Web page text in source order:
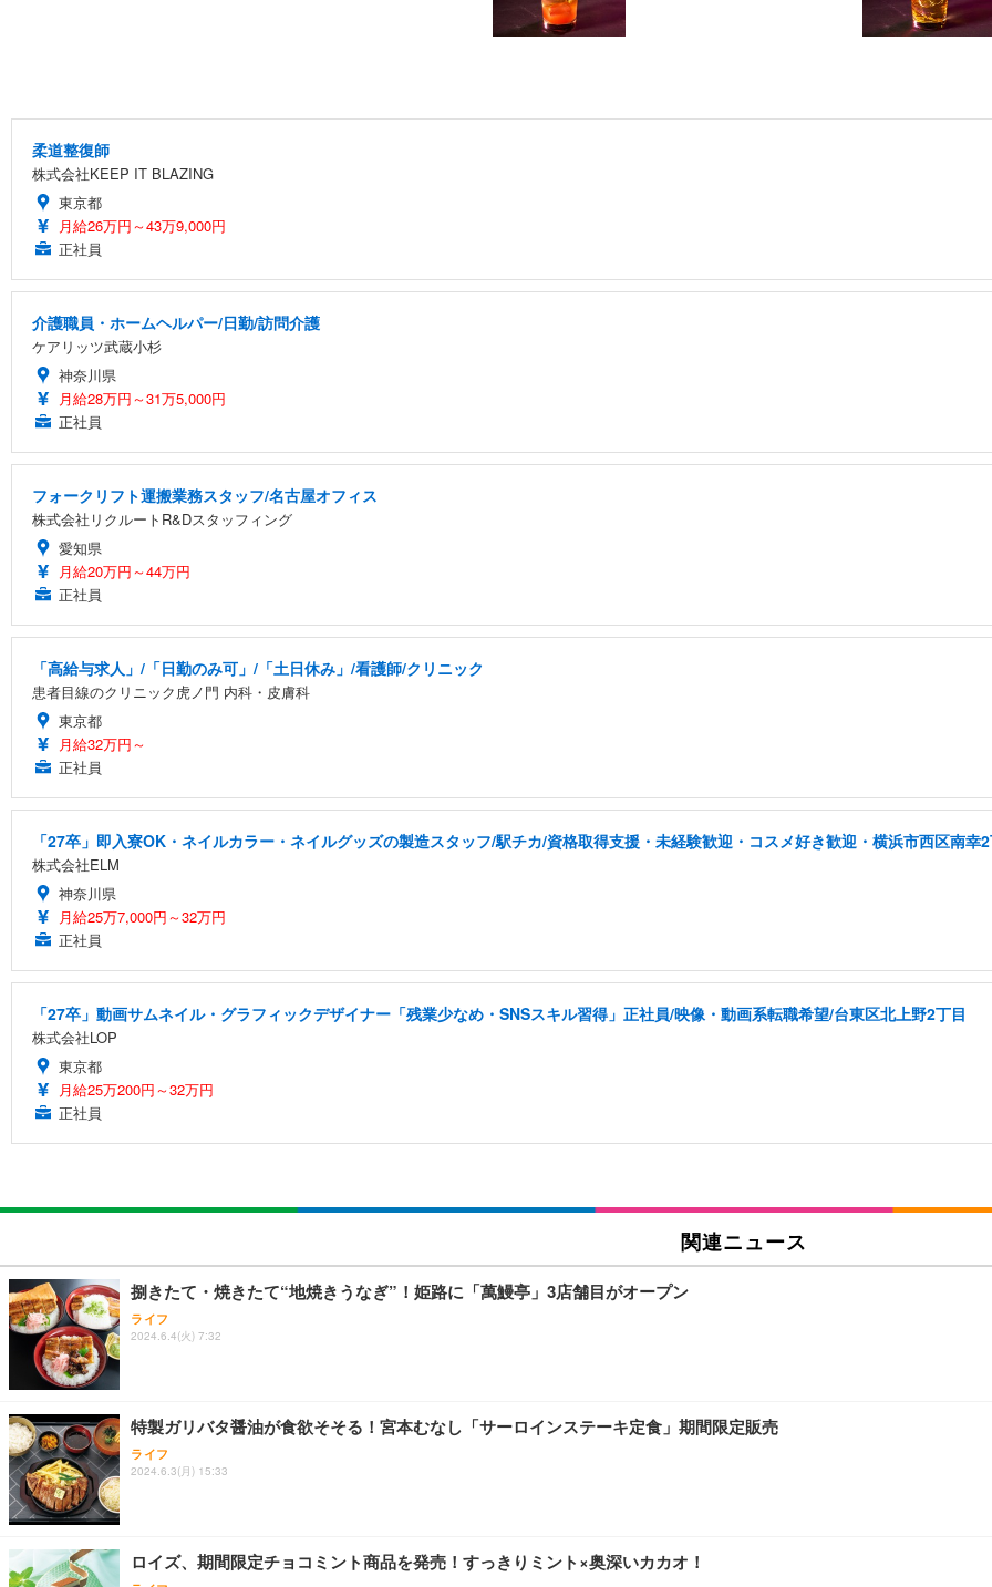
柔道整復師
株式会社KEEP IT BLAZING
東京都
月給26万円～43万9,000円
正社員
介護職員・ホームヘルパー/日勤/訪問介護
ケアリッツ武蔵小杉
神奈川県
月給28万円～31万5,000円
正社員
フォークリフト運搬業務スタッフ/名古屋オフィス
株式会社リクルートR&Dスタッフィング
愛知県
月給20万円～44万円
正社員
「高給与求人」/「日勤のみ可」/「土日休み」/看護師/クリニック
患者目線のクリニック虎ノ門 内科・皮膚科
東京都
月給32万円～
正社員
「27卒」即入寮OK・ネイルカラー・ネイルグッズの製造スタッフ/駅チカ/資格取得支援・未経験歓迎・コスメ好き歓迎・横浜市西区南幸
株式会社ELM
神奈川県
月給25万7,000円～32万円
正社員
「27卒」動画サムネイル・グラフィックデザイナー「残業少なめ・SNSスキル習得」正社員/映像・動画系転職希望/台東区北上野2丁目
株式会社LOP
東京都
月給25万200円～32万円
正社員
関連ニュース
捌きたて・焼きたて“地焼きうなぎ”！姫路に「萬鰻亭」3店舗目がオープン
ライフ
2024.6.4(火) 7:32
特製ガリバタ醤油が食欲そそる！宮本むなし「サーロインステーキ定食」期間限定販売
ライフ
2024.6.3(月) 15:33
ロイズ、期間限定チョコミント商品を発売！すっきりミント×奥深いカカオ！